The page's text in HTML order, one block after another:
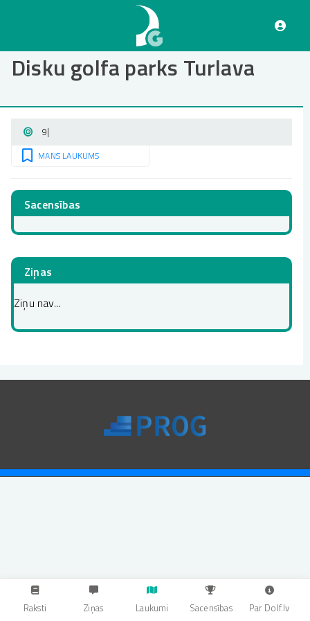
saturu
Disku golfa parks Turlava
9|
MANS LAUKUMS
Sacensības
Ziņas
Ziņu nav...
Raksti Ziņas Laukumi Sacensības Par Dolf.lv